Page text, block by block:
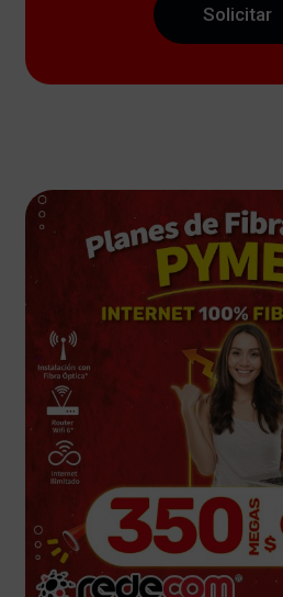
Solicitar